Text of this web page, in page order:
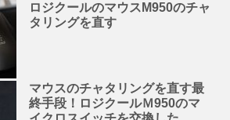
ロジクールのマウスM950のチャ
タリングを直す
マウスのチャタリングを直す最
終手段！ロジクールＭ950のマ